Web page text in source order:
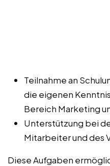
Teilnahme an
die eigenen
Bereich Marketing
Unterstützung bei
Mitarbeiter und des
Diese Aufgaben